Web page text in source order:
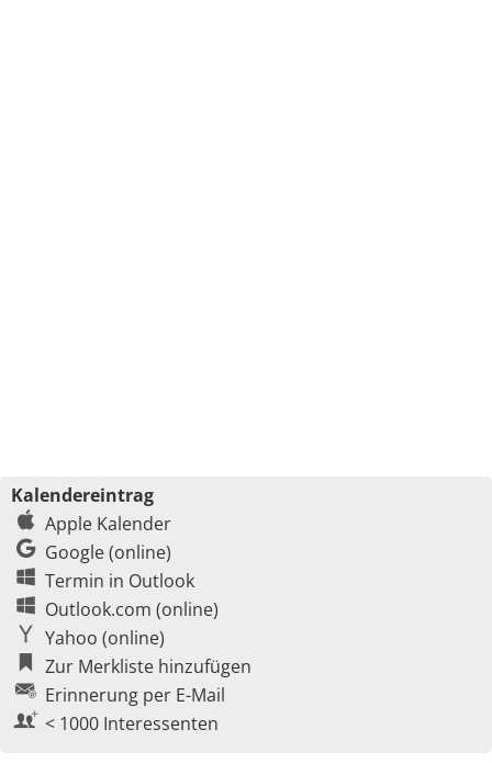
Kalendereintrag
Apple Kalender
Google (online)
Termin in Outlook
Outlook.com (online)
Yahoo (online)
Zur Merkliste hinzufügen
Erinnerung per E-Mail
< 1000 Interessenten